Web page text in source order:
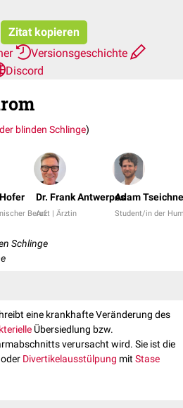
Zitat kopieren
Versionsgeschichte
Discord
blinden Schlinge)
Beruf
Dr. Frank Antwerpes
Arzt | Ärztin
Adam
Student/in der
Schlinge
eine krankhafte Veränderung des
Übersiedlung bzw.
verursacht wird. Sie ist die
Divertikelausstülpung mitStase